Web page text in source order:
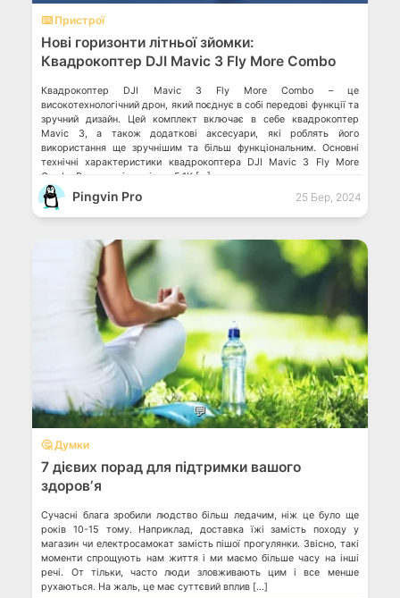
⌨️ Пристрої
Нові горизонти літньої зйомки:
Квадрокоптер DJI Mavic 3 Fly More Combo
Квадрокоптер DJI Mavic 3 Fly More Combo – це
високотехнологічний дрон, який поєднує в собі передові функції та
зручний дизайн. Цей комплект включає в себе квадрокоптер
Mavic 3, а також додаткові аксесуари, які роблять його
використання ще зручнішим та більш функціональним. Основні
технічні характеристики квадрокоптера DJI Mavic 3 Fly More
Combo Висока якість відео: 5.1K […]
Pingvin Pro 25 Бер, 2024
💬
🤔 Думки
7 дієвих порад для підтримки вашого
здоровʼя
Сучасні блага зробили людство більш ледачим, ніж це було ще
років 10-15 тому. Наприклад, доставка їжі замість походу у
магазин чи електросамокат замість пішої прогулянки. Звісно, такі
моменти спрощують нам життя і ми маємо більше часу на інші
речі. От тільки, часто люди зловживають цим і все менше
рухаються. На жаль, це має суттєвий вплив […]